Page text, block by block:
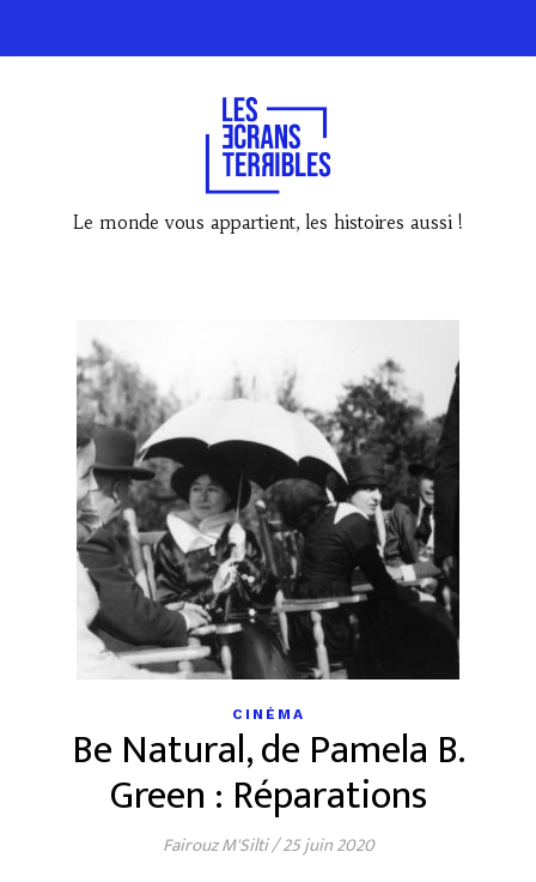
Le monde vous appartient, les histoires aussi !
CINÉMA
Be Natural, de Pamela B.
Green : Réparations
Fairouz M'Silti/25 juin 2020